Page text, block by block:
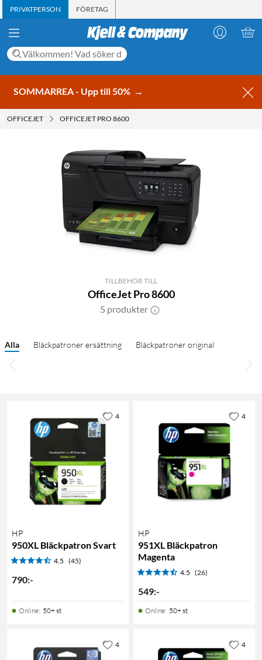
PRIVATPERSON FÖRETAG
SOMMARREA - Upp till 50% →
OFFICEJET OFFICEJET PRO 8600
TILLBEHÖR TILL
OfficeJet Pro 8600
5 produkter
Alla Bläckpatroner ersättning Bläckpatroner original
HP
950XL Bläckpatron Svart
4.5 (45)
790:-
Online: 50+ st
4
HP
951XL Bläckpatron
Magenta
4.5 (26)
549:-
Online: 50+ st
4
4 4